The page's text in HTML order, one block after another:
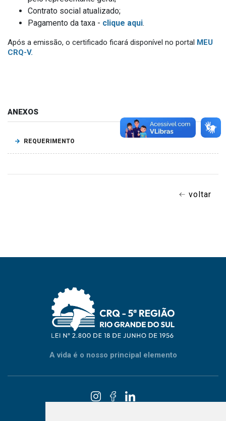
Contrato social atualizado;
Pagamento da taxa - clique aqui.
Após a emissão, o certificado ficará disponível no portal MEU
CRQ-V.
ANEXOS
REQUERIMENTO
voltar
A vida é o nosso principal elemento